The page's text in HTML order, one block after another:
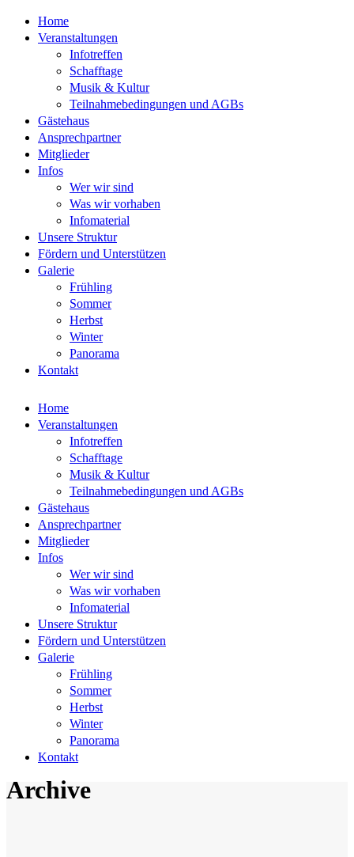
Home
Veranstaltungen
Infotreffen
Schafftage
Musik & Kultur
Teilnahmebedingungen und AGBs
Gästehaus
Ansprechpartner
Mitglieder
Infos
Wer wir sind
Was wir vorhaben
Infomaterial
Unsere Struktur
Fördern und Unterstützen
Galerie
Frühling
Sommer
Herbst
Winter
Panorama
Kontakt
Home
Veranstaltungen
Infotreffen
Schafftage
Musik & Kultur
Teilnahmebedingungen und AGBs
Gästehaus
Ansprechpartner
Mitglieder
Infos
Wer wir sind
Was wir vorhaben
Infomaterial
Unsere Struktur
Fördern und Unterstützen
Galerie
Frühling
Sommer
Herbst
Winter
Panorama
Kontakt
Archive